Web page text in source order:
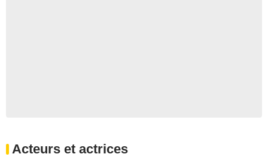
Acteurs et actrices